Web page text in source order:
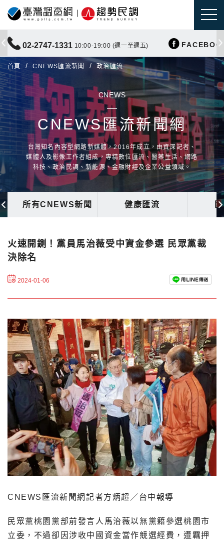
02-2747-1331 10:00-19:00 (週一至週五)
首頁 CNEWS匯流新聞 政治匯流
CNEWS
CNEWS匯流新聞網
台灣知名內容型網路新媒體，2016年成立，由資深記者、
媒體人及影像工作者組成，專精數位匯流、醫藥生活、網路
科技、政治民調、新能源、金融財經及企業公益領域。
所有CNEWS新聞 健康匯流
火速開鍘！黨員馬治薇受中資金參選 民眾黨裁
決除名
2024-01-06
CNEWS匯流新聞網記者方炳超／台中報導
民眾黨桃園黨部前發言人馬治薇以無黨籍參選桃園市
立委，不過卻因涉收中國資金當作競選經費，遭羈押